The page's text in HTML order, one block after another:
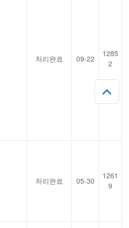
처리완료 09-22
1285
2
처리완료 05-30
1261
9